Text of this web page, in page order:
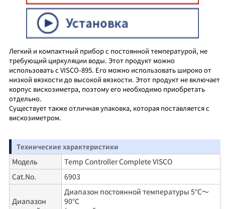
Легкий и компактный прибор с постоянной температурой, не
требующий циркуляции воды. Этот продукт можно
использовать с VISCO-895. Его можно использовать широко от
низкой вязкости до высокой вязкости. Этот продукт не включает
корпус вискозиметра, поэтому его необходимо приобретать
отдельно.
Существует также отличная упаковка, которая поставляется с
вискозиметром.
Технические характеристики
Модель
Temp Controller Complete VISCO
Cat.No.
6903
Диапазон
Диапазон постоянной температуры 5℃～
90℃